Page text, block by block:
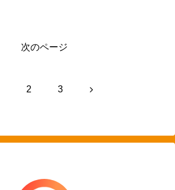
次のページ
2 3 次